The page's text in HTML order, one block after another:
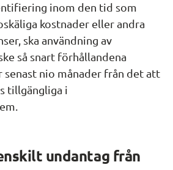
inom den tid som
kostnader eller andra
ska användning av
så snart förhållandena
nio månader från det att
tillgängliga i
undantag från